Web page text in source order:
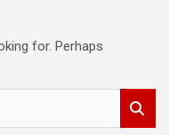
for. Perhaps